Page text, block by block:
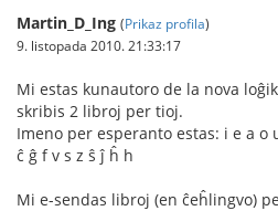
Martin_D_Ing (Prikaz profila)
9. listopada 2010. 21:33:17
Mi estas kunautoro de la nova
skribis 2 libroj per tioj.
Imeno per esperanto estas: i e a
ĉ ĝ f v s z ŝ ĵ ĥ h
Mi e-sendas libroj (en ĉeĥlingvo)